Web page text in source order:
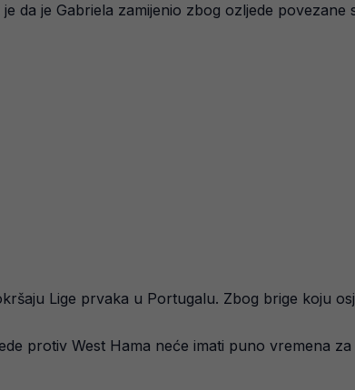
da je Gabriela zamijenio zbog ozljede
Lige prvaka u Portugalu. Zbog brige koju
protiv West Hama neće imati puno vremena